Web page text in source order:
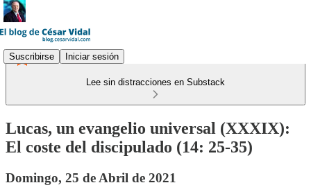
Suscribirse Iniciar sesión
Lee sin distracciones en Substack
Lucas, un evangelio universal (XXXIX):
El coste del discipulado (14: 25-35)
Domingo, 25 de Abril de 2021